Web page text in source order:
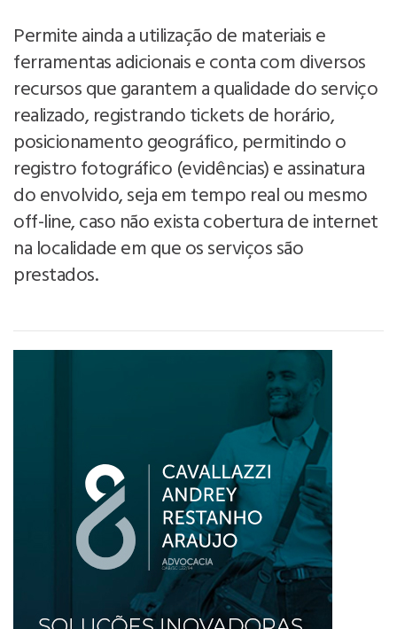
Permite ainda a utilização de materiais e
ferramentas adicionais e conta com diversos
recursos que garantem a qualidade do serviço
realizado, registrando tickets de horário,
posicionamento geográfico, permitindo o
registro fotográfico (evidências) e assinatura
do envolvido, seja em tempo real ou mesmo
off-line, caso não exista cobertura de internet
na localidade em que os serviços são
prestados.